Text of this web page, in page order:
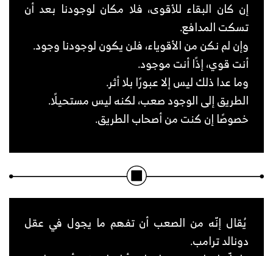
إن كان البقاء للأقوى، فلا مكان لوجودنا بعد أن
تسكت المدافع.
وإن لم نكن من الأقوياء، فلن يكون لوجودنا وجود.
أنت قوي، إذًا أنت موجود.
وما عدا ذلك ليس إلا عبورًا بلا أثر.
الطريق إلى الوجود صعب، لكنه ليس مستحيلًا.
خصوصًا إن كنت من أصحاب الطريق.
يُقال إنّه من الصعب أن تفهم ما يجول في عقل
دونالد ترامب.